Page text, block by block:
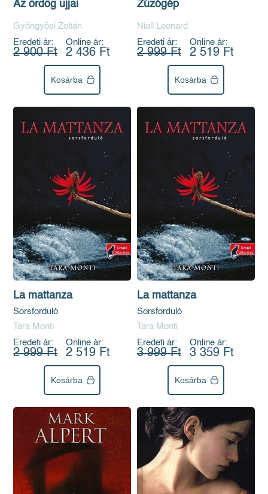
Az ördög ujjai
Gyöngyösi Zoltán
Eredeti ár:
2 900 Ft
Online ár:
2 436 Ft
Kosárba
Zúzógép
Niall Leonard
Eredeti ár:
2 999 Ft
Online ár:
2 519 Ft
Kosárba
La mattanza
Sorsforduló
Tara Monti
Eredeti ár:
2 999 Ft
Online ár:
2 519 Ft
Kosárba
La mattanza
Sorsforduló
Tara Monti
Eredeti ár:
3 999 Ft
Online ár:
3 359 Ft
Kosárba